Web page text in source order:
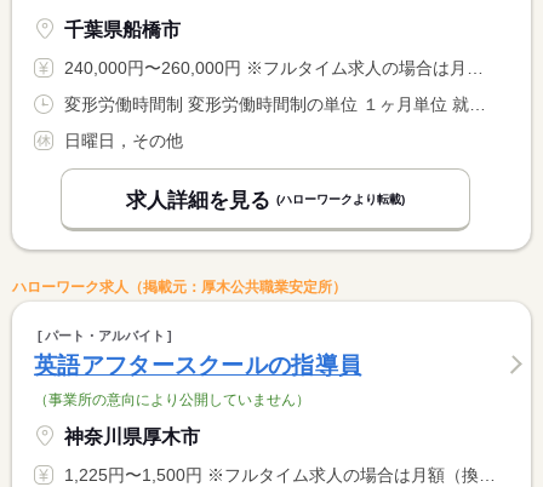
千葉県船橋市
240,000円〜260,000円 ※フルタイム求人の場合は月額（換算額）、パート求人の場合は時間額を表示しています。
変形労働時間制 変形労働時間制の単位 １ヶ月単位 就業時間１ 13時00分〜21時30分 就業時間２ 10時00分〜18時30分 就業時間に関する特記事項 ＊就業時間（１）は平日 <BR> ＊就業時間（２）は土曜日 <BR> 勤務曜日は相談の上決定します <BR> 土曜日勤務必須でお願いいたします
日曜日，その他
求人詳細を見る (ハローワークより転載)
ハローワーク求人（掲載元：厚木公共職業安定所）
パート・アルバイト
英語アフタースクールの指導員
（事業所の意向により公開していません）
神奈川県厚木市
1,225円〜1,500円 ※フルタイム求人の場合は月額（換算額）、パート求人の場合は時間額を表示しています。